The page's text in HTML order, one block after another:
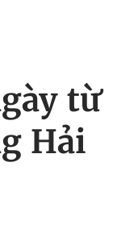
từ
Hải